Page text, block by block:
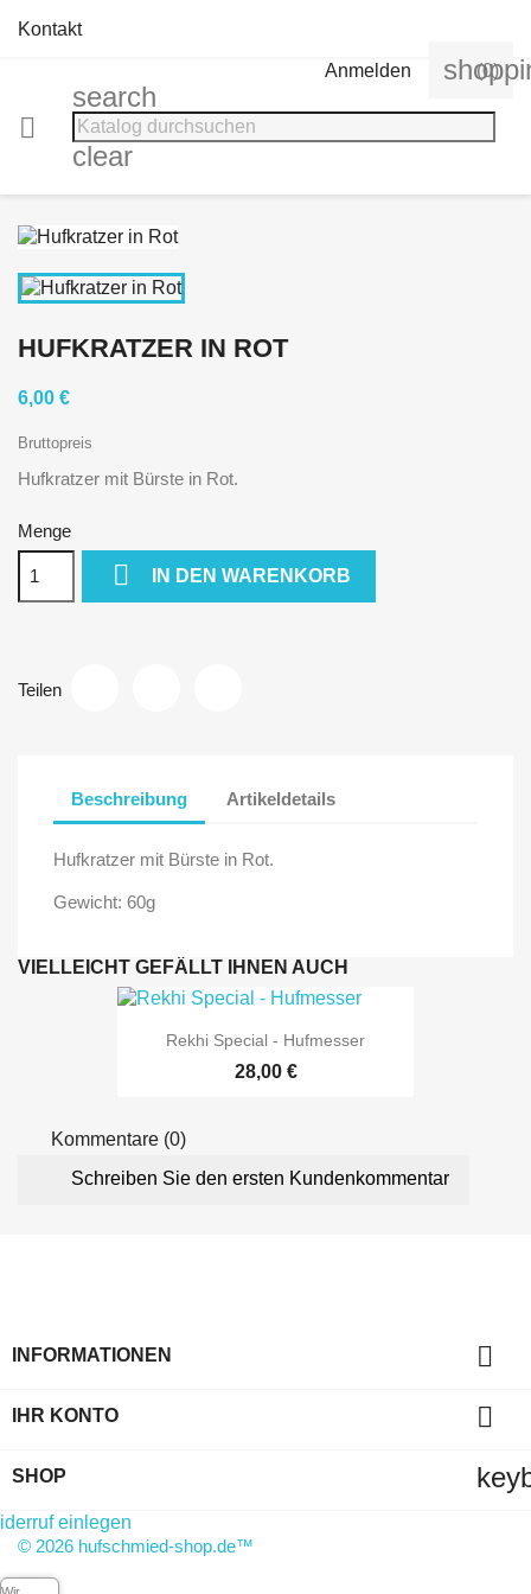
Kontakt
Anmelden (0)

search
clear
HUFKRATZER IN ROT
6,00 €
Bruttopreis
Hufkratzer mit Bürste in Rot.
Menge
 IN DEN WARENKORB
Teilen
Beschreibung Artikeldetails
Hufkratzer mit Bürste in Rot.
Gewicht: 60g
VIELLEICHT GEFÄLLT IHNEN AUCH
Rekhi Special - Hufmesser
28,00 €
Kommentare (0)
Schreiben Sie den ersten Kundenkommentar
INFORMATIONEN 
IHR KONTO 
SHOP
einlegen
© 2026 hufschmied-shop.de™